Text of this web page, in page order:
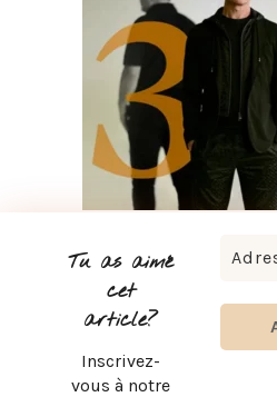
Tu as aimé
cet
article?
Inscrivez-
vous à notre